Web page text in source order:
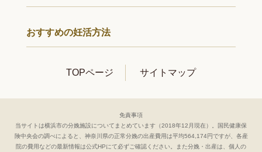
おすすめの妊活方法
TOPページ サイトマップ
免責事項
当サイトは横浜市の分娩施設についてまとめています（2018年12月現在）。国民健康保
険中央会の調べによると、神奈川県の正常分娩の出産費用は平均564,174円ですが、各産
院の費用などの最新情報は公式HPにて必ずご確認ください。
また分娩・出産は、個人の